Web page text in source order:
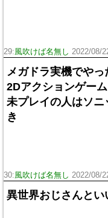
29:風吹けば名無し 2022/08/
メガドラ実機でやっ
2Dアクションゲー
未プレイの人はソ
き
30:風吹けば名無し 2022/08/
異世界おじさんと